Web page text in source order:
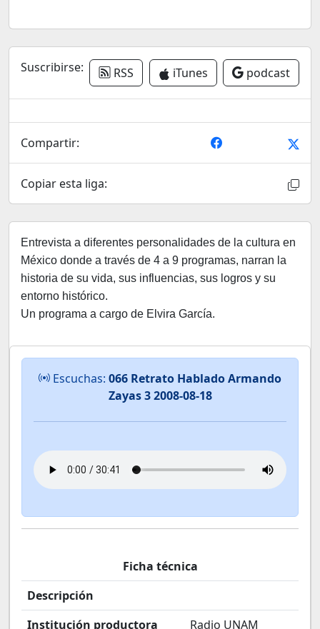
Suscribirse: RSS iTunes podcast
Compartir:
Copiar esta liga:
Entrevista a diferentes personalidades de la cultura en
México donde a través de 4 a 9 programas, narran la
historia de su vida, sus influencias, sus logros y su
entorno histórico.
Un programa a cargo de Elvira García.
Escuchas: 066 Retrato Hablado Armando
Zayas 3 2008-08-18
Ficha técnica
Descripción
Institución productora
Radio UNAM